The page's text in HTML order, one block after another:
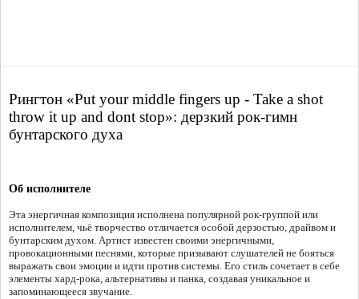
Рингтон «Put your middle fingers up - Take a shot
throw it up and dont stop»: дерзкий рок-гимн
бунтарского духа
Об исполнителе
Эта энергичная композиция исполнена популярной рок-группой или
исполнителем, чьё творчество отличается особой дерзостью, драйвом и
бунтарским духом. Артист известен своими энергичными,
провокационными песнями, которые призывают слушателей не бояться
выражать свои эмоции и идти против системы. Его стиль сочетает в себе
элементы хард-рока, альтернативы и панка, создавая уникальное и
запоминающееся звучание.